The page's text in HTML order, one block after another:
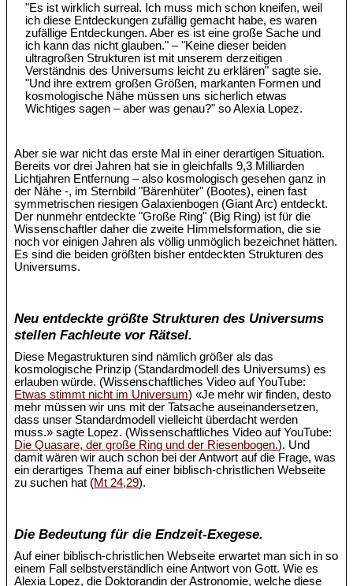
"Es ist wirklich surreal. Ich muss mich schon kneifen, weil
ich diese Entdeckungen zufällig gemacht habe, es waren
zufällige Entdeckungen. Aber es ist eine große Sache und
ich kann das nicht glauben." – "Keine dieser beiden
ultragroßen Strukturen ist mit unserem derzeitigen
Verständnis des Universums leicht zu erklären" sagte sie.
"Und ihre extrem großen Größen, markanten Formen und
kosmologische Nähe müssen uns sicherlich etwas
Wichtiges sagen – aber was genau?" so Alexia Lopez.
Aber sie war nicht das erste Mal in einer derartigen Situation.
Bereits vor drei Jahren hat sie in gleichfalls 9,3 Milliarden
Lichtjahren Entfernung – also kosmologisch gesehen ganz in
der Nähe -, im Sternbild "Bärenhüter" (Bootes), einen fast
symmetrischen riesigen Galaxienbogen (Giant Arc) entdeckt.
Der nunmehr entdeckte "Große Ring" (Big Ring) ist für die
Wissenschaftler daher die zweite Himmelsformation, die sie
noch vor einigen Jahren als völlig unmöglich bezeichnet hätten.
Es sind die beiden größten bisher entdeckten Strukturen des
Universums.
Neu entdeckte größte Strukturen des Universums
stellen Fachleute vor Rätsel.
Diese Megastrukturen sind nämlich größer als das
kosmologische Prinzip (Standardmodell des Universums) es
erlauben würde. (Wissenschaftliches Video auf YouTube:
Etwas stimmt nicht im Universum) «Je mehr wir finden, desto
mehr müssen wir uns mit der Tatsache auseinandersetzen,
dass unser Standardmodell vielleicht überdacht werden
muss.» sagte Lopez. (Wissenschaftliches Video auf YouTube:
Die Quasare, der große Ring und der Riesenbogen.). Und
damit wären wir auch schon bei der Antwort auf die Frage, was
ein derartiges Thema auf einer biblisch-christlichen Webseite
zu suchen hat (Mt 24,29).
Die Bedeutung für die Endzeit-Exegese.
Auf einer biblisch-christlichen Webseite erwartet man sich in so
einem Fall selbstverständlich eine Antwort von Gott. Wie es
Alexia Lopez, die Doktorandin der Astronomie, welche diese